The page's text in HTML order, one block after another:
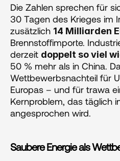
Die Zahlen sprechen für
30 Tagen des Krieges im
zusätzlich 14 Milliarden
Brennstoffimporte.
derzeit doppelt so viel
50 % mehr als in China.
Wettbewerbsnachteil für
Europas – und für trawa
Kernproblem, das täglich
angesprochen wird.
Saubere Energie als